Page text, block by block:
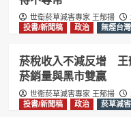
世衛菸草減害專家 王郁揚
投書/新聞稿
政治 無煙台灣
菸稅收入不減反增 王
菸銷量與黑市雙贏
世衛菸草減害專家 王郁揚
投書/新聞稿
政治 菸草減害